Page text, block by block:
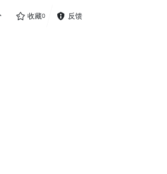
收藏0 反馈